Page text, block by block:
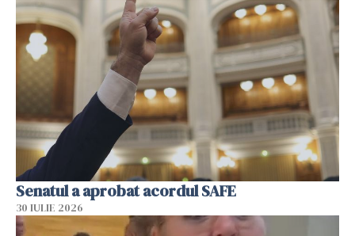
Senatul a aprobat acordul SAFE
30 IULIE 2026